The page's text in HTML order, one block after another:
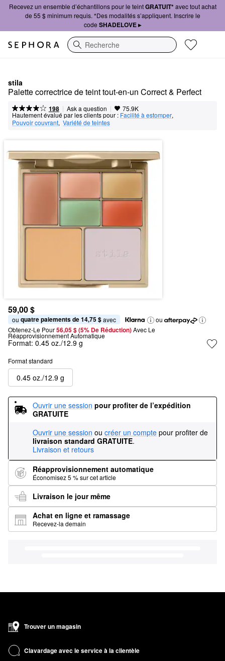
Recevez un ensemble d’échantillons pour le teintGRATUIT*avec tout achat
de 55 $ minimum requis. *Des modalités s’appliquent. Inscrire le
code SHADELOVE ▸
Recherche
stila
Palette correctrice de teint tout-en-un Correct & Perfect
198 | Ask a question | 75.9K
Hautement évalué par les clients pour : Facilité à estomper,
Pouvoir couvrant, Variété de teintes
59,00 $
ou quatre paiements de 14,75 $ avec
ou
Obtenez-Le Pour56,05 $ (5% De Réduction) Avec Le
Réapprovisionnement Automatique
Format: 0.45 oz./12.9 g
Format standard
0.45 oz./12.9 g
Ouvrir une session pour profiter de l’expédition
GRATUITE
Ouvrir une session ou créer un compte pour profiter de
livraison standard GRATUITE.
Livraison et retours
Réapprovisionnement automatique
Économisez 5 % sur cet article
Livraison le jour même
Achat en ligne et ramassage
Recevez-la demain
Trouver un magasin
Clavardage avec le service à la clientèle